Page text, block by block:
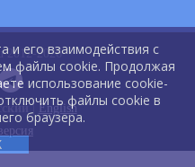
2012-2026
| English
и его взаимодействия с
файлы cookie. Продолжая
использование cookie-
файлы cookie в
браузера.